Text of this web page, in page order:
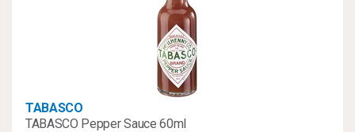
TABASCO
TABASCO Pepper Sauce 60ml